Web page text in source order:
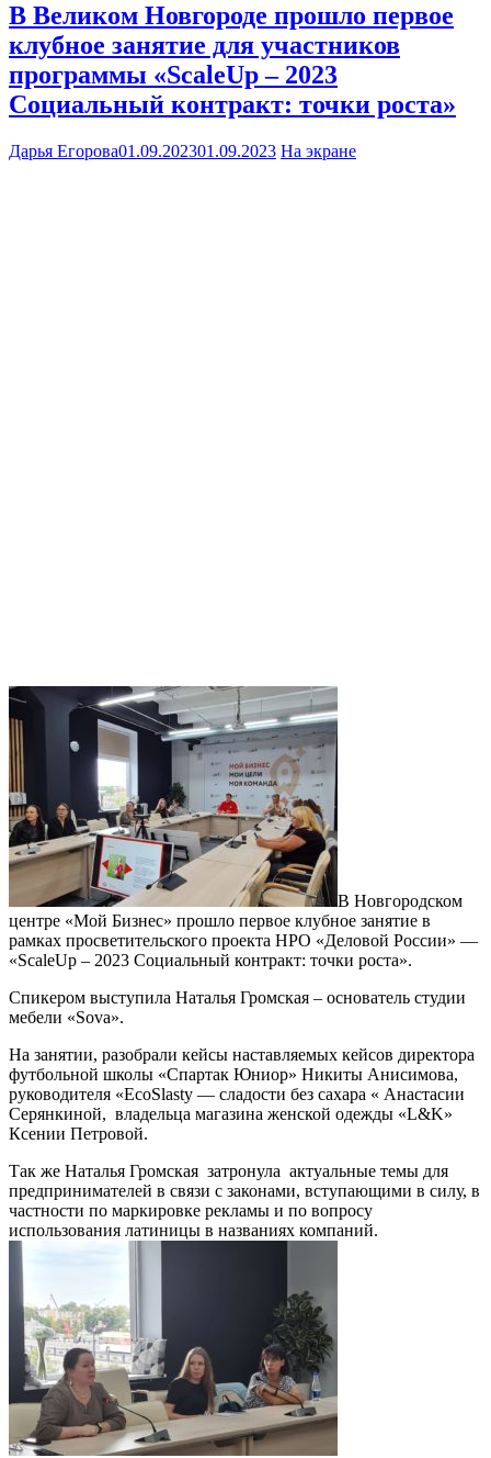
В Великом Новгороде прошло первое
клубное занятие для участников
программы «ScaleUp – 2023
Социальный контракт: точки роста»
Дарья Егорова01.09.202301.09.2023 На экране
В Новгородском
центре «Мой Бизнес» прошло первое клубное занятие в
рамках просветительского проекта НРО «Деловой России» —
«ScaleUp – 2023 Социальный контракт: точки роста».
Спикером выступила Наталья Громская – основатель студии
мебели «Sova».
На занятии, разобрали кейсы наставляемых кейсов директора
футбольной школы «Спартак Юниор» Никиты Анисимова,
руководителя «EcoSlasty — сладости без сахара « Анастасии
Серянкиной, владельца магазина женской одежды «L&K»
Ксении Петровой.
Так же Наталья Громская затронула актуальные темы для
предпринимателей в связи с законами, вступающими в силу, в
частности по маркировке рекламы и по вопросу
использования латиницы в названиях компаний.